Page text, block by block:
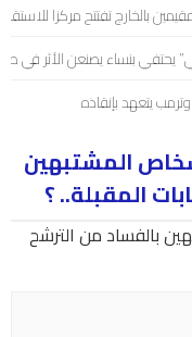
بالخارج تفتتح مركزا
يحتفي بنساء يصنعن الأثر في
يتعهد بإنقاذه
المشتبهين
المقبلة.. ؟
بالفساد من الترشح